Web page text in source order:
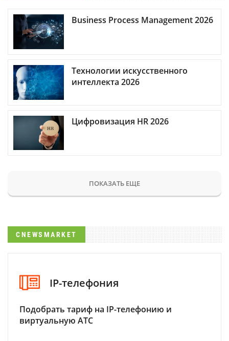
Business Process Management 2026
Технологии искусственного
интеллекта 2026
Цифровизация HR 2026
ПОКАЗАТЬ ЕЩЕ
CNEWSMARKET
IP-телефония
Подобрать тариф на IP-телефонию и
виртуальную АТС